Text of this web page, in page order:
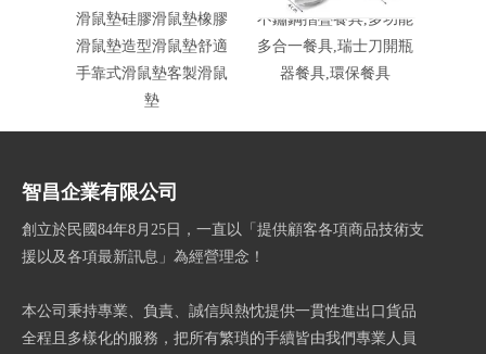
滑鼠墊硅膠滑鼠墊橡膠
滑鼠墊造型滑鼠墊舒適
手靠式滑鼠墊客製滑鼠
墊
不鏽鋼摺疊餐具,多功能
多合一餐具,瑞士刀開瓶
器餐具,環保餐具
智昌企業有限公司
創立於民國84年8月25日，一直以「提供顧客各項商品技術支
援以及各項最新訊息」為經營理念！
本公司秉持專業、負責、誠信與熱忱提供一貫性進出口貨品
全程且多樣化的服務，把所有繁瑣的手續皆由我們專業人員